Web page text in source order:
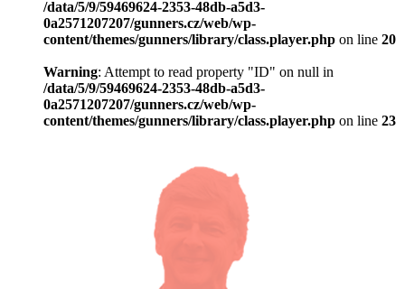
/data/5/9/59469624-2353-48db-a5d3-
0a2571207207/gunners.cz/web/wp-
content/themes/gunners/library/class.player.php on line 20
Warning: Attempt to read property "ID" on null in
/data/5/9/59469624-2353-48db-a5d3-
0a2571207207/gunners.cz/web/wp-
content/themes/gunners/library/class.player.php on line 23